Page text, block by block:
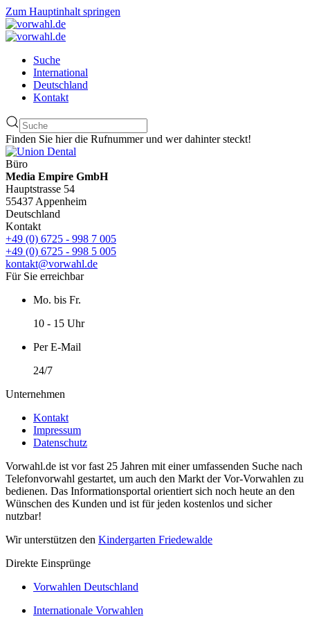
Zum Hauptinhalt springen
Suche
International
Deutschland
Kontakt
Finden Sie hier die Rufnummer und wer dahinter steckt!
Büro
Media Empire GmbH
Hauptstrasse 54
55437 Appenheim
Deutschland
Kontakt
+49 (0) 6725 - 998 7 005
+49 (0) 6725 - 998 5 005
kontakt@vorwahl.de
Für Sie erreichbar
Mo. bis Fr.
10 - 15 Uhr
Per E-Mail
24/7
Unternehmen
Kontakt
Impressum
Datenschutz
Vorwahl.de ist vor fast 25 Jahren mit einer umfassenden Suche nach
Telefonvorwahl gestartet, um auch den Markt der Vor-Vorwahlen zu
bedienen. Das Informationsportal orientiert sich noch heute an den
Wünschen des Kunden und ist für jeden kostenlos und sicher
nutzbar!
Wir unterstützen den Kindergarten Friedewalde
Direkte Einsprünge
Vorwahlen Deutschland
Internationale Vorwahlen